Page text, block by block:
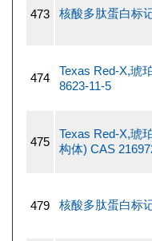
473 核酸多肽蛋白标
474
Texas Red-X,琥
8623-11-5
475
Texas Red-X,琥
构体) CAS
479 核酸多肽蛋白标